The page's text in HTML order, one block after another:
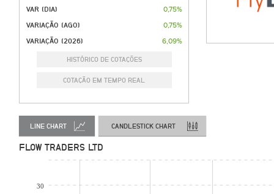
VAR (DIA) 0,75%
VARIAÇÃO (AGO) 0,75%
VARIAÇÃO (2026) 6,09%
HISTÓRICO DE COTAÇÕES
COTAÇÃO EM TEMPO REAL
LINE CHART CANDLESTICK CHART
FLOW TRADERS LTD
30